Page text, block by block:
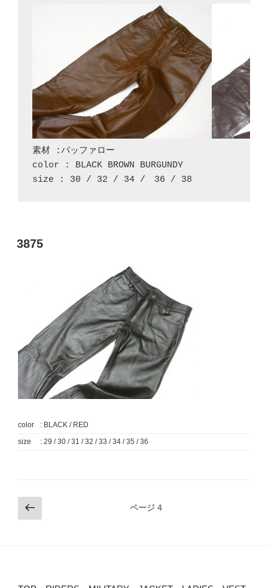
素材 :バッファロー
color : BLACK BROWN BURGUNDY
size : 30 / 32 / 34 /　36 / 38
投
稿
3875
color
: BLACK / RED
size
: 29 / 30 / 31 / 32 / 33 / 34 / 35 / 36
投
稿 の
ページ 4